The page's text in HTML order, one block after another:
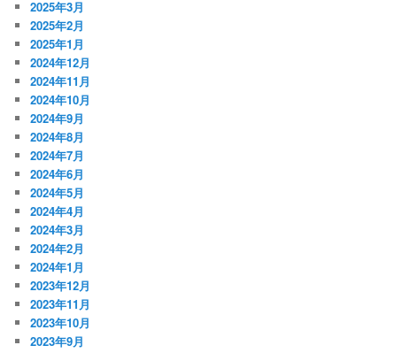
2025年3月
2025年2月
2025年1月
2024年12月
2024年11月
2024年10月
2024年9月
2024年8月
2024年7月
2024年6月
2024年5月
2024年4月
2024年3月
2024年2月
2024年1月
2023年12月
2023年11月
2023年10月
2023年9月